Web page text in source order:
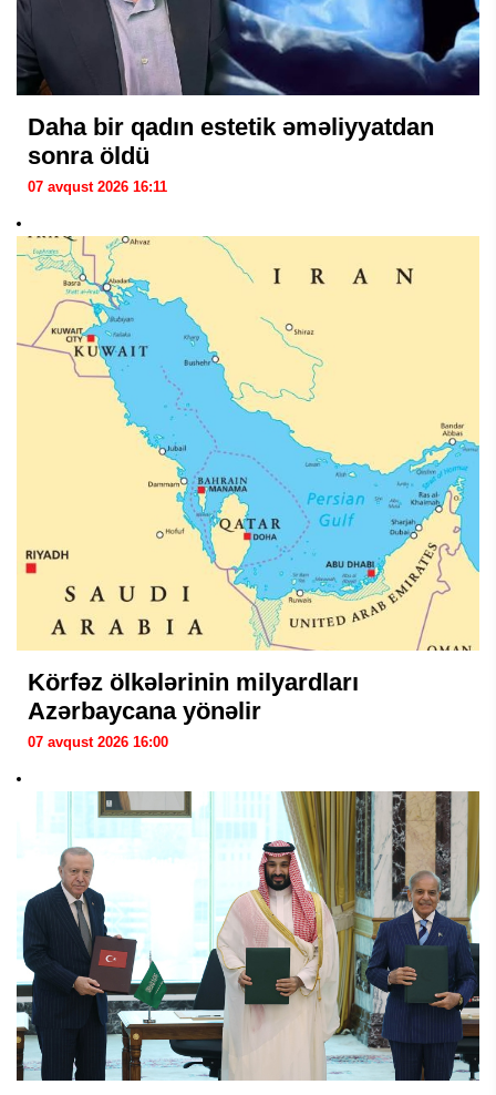
Daha bir qadın estetik əməliyyatdan
sonra öldü
07 avqust 2026 16:11
Körfəz ölkələrinin milyardları
Azərbaycana yönəlir
07 avqust 2026 16:00